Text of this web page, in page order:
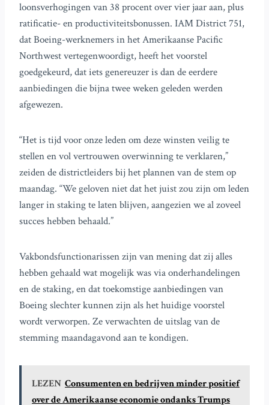
loonsverhogingen van 38 procent over vier jaar aan, plus
ratificatie- en productiviteitsbonussen. IAM District 751,
dat Boeing-werknemers in het Amerikaanse Pacific
Northwest vertegenwoordigt, heeft het voorstel
goedgekeurd, dat iets genereuzer is dan de eerdere
aanbiedingen die bijna twee weken geleden werden
afgewezen.
“Het is tijd voor onze leden om deze winsten veilig te
stellen en vol vertrouwen overwinning te verklaren,”
zeiden de districtleiders bij het plannen van de stem op
maandag. “We geloven niet dat het juist zou zijn om leden
langer in staking te laten blijven, aangezien we al zoveel
succes hebben behaald.”
Vakbondsfunctionarissen zijn van mening dat zij alles
hebben gehaald wat mogelijk was via onderhandelingen
en de staking, en dat toekomstige aanbiedingen van
Boeing slechter kunnen zijn als het huidige voorstel
wordt verworpen. Ze verwachten de uitslag van de
stemming maandagavond aan te kondigen.
LEZEN Consumenten en bedrijven minder positief
over de Amerikaanse economie ondanks Trumps